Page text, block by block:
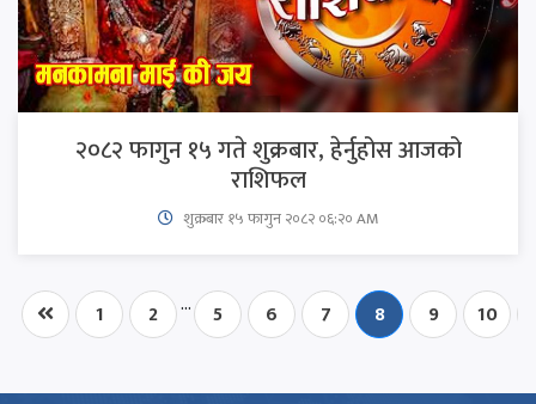
२०८२ फागुन १५ गते शुक्रबार, हेर्नुहोस आजको
राशिफल
शुक्रबार​ १५ फागुन २०८२ ०६:२० AM
1 2 ... 5 6 7 8 9 10